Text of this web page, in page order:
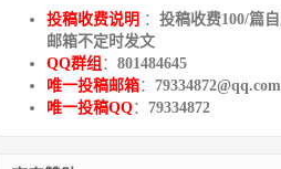
投稿收费说明 ： 投稿收费100/篇
邮箱不定时发文
QQ群组 ： 801484645
唯一投稿邮箱： 79334872@qq.com
唯一投稿QQ： 79334872